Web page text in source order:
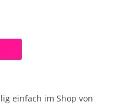
einfach im Shop von